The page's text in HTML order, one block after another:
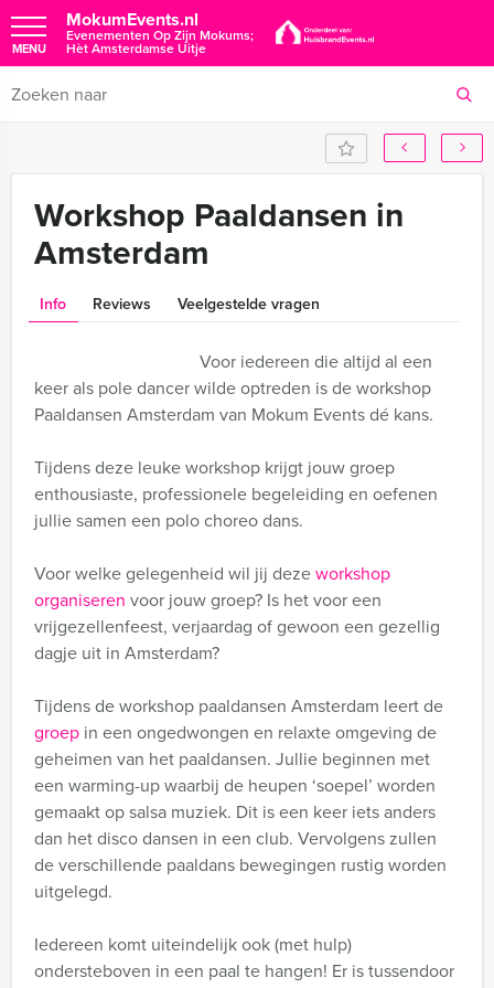
MokumEvents.nl
Evenementen Op Zijn Mokums;
Hèt Amsterdamse Uitje
MENU
Workshop Paaldansen in
Amsterdam
Info Reviews Veelgestelde vragen
Voor iedereen die altijd al een
keer als pole dancer wilde optreden is de workshop
Paaldansen Amsterdam van Mokum Events dé kans.
Tijdens deze leuke workshop krijgt jouw groep
enthousiaste, professionele begeleiding en oefenen
jullie samen een polo choreo dans.
Voor welke gelegenheid wil jij dezeworkshop
organiseren voor jouw groep? Is het voor een
vrijgezellenfeest, verjaardag of gewoon een gezellig
dagje uit in Amsterdam?
Tijdens de workshop paaldansen Amsterdam leert de
groep in een ongedwongen en relaxte omgeving de
geheimen van het paaldansen. Jullie beginnen met
een warming-up waarbij de heupen ‘soepel’ worden
gemaakt op salsa muziek. Dit is een keer iets anders
dan het disco dansen in een club. Vervolgens zullen
de verschillende paaldans bewegingen rustig worden
uitgelegd.
Iedereen komt uiteindelijk ook (met hulp)
ondersteboven in een paal te hangen! Er is tussendoor